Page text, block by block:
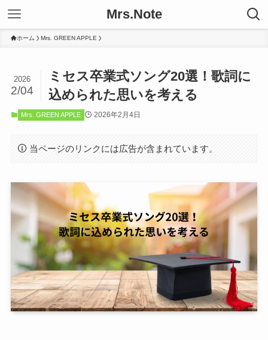
Mrs.Note
ホーム Mrs. GREEN APPLE
ミセス卒業式ソング20選！歌詞に
込められた思いを考える
2026
2/04
Mrs. GREEN APPLE 2026年2月4日
当ページのリンクには広告が含まれています。